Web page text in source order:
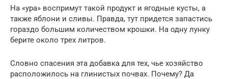
На «ура» воспримут такой продукт и ягодные кусты, а
также яблони и сливы. Правда, тут придется запастись
гораздо большим количеством крошки. На одну лунку
берите около трех литров.
Словно спасения эта добавка для тех, чье хозяйство
расположилось на глинистых почвах. Почему? Да